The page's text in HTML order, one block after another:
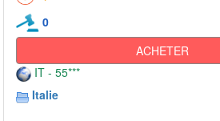
0
ACHETER
IT - 55***
Italie